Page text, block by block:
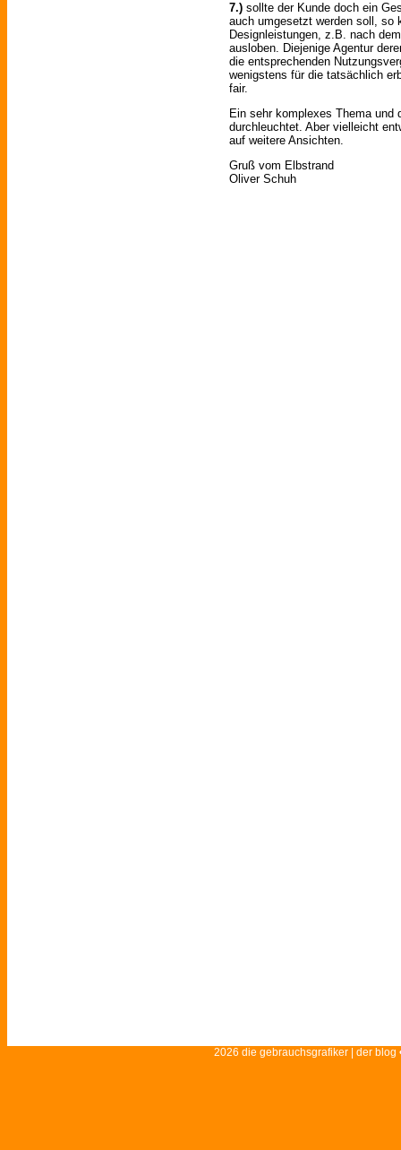
7.) sollte der Kunde doch ein
auch umgesetzt werden soll, so
Designleistungen, z.B. nach
ausloben. Diejenige Agentur
die entsprechenden
wenigstens für die tatsächlich
fair.
Ein sehr komplexes Thema und
durchleuchtet. Aber vielleicht
auf weitere Ansichten.
Gruß vom Elbstrand
Oliver Schuh
2026 die gebrauchsgrafiker | der blog